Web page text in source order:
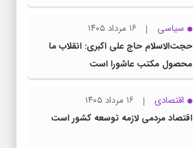
سیاسی
۱۶ مرداد ۱۴۰۵
حجت‌الاسلام حاج علی اکبری: انقلاب ما
محصول مکتب عاشورا است
اقتصادی
۱۶ مرداد ۱۴۰۵
اقتصاد مردمی لازمه توسعه کشور است